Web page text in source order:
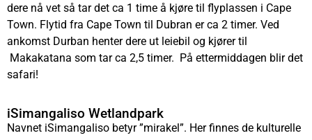
dere nå vet så tar det ca 1 time å kjøre til flyplassen i Cape
Town. Flytid fra Cape Town til Dubran er ca 2 timer. Ved
ankomst Durban henter dere ut leiebil og kjører til
Makakatana som tar ca 2,5 timer. På ettermiddagen blir det
safari!
iSimangaliso Wetlandpark
Navnet iSimangaliso betyr ”mirakel”. Her finnes de kulturelle